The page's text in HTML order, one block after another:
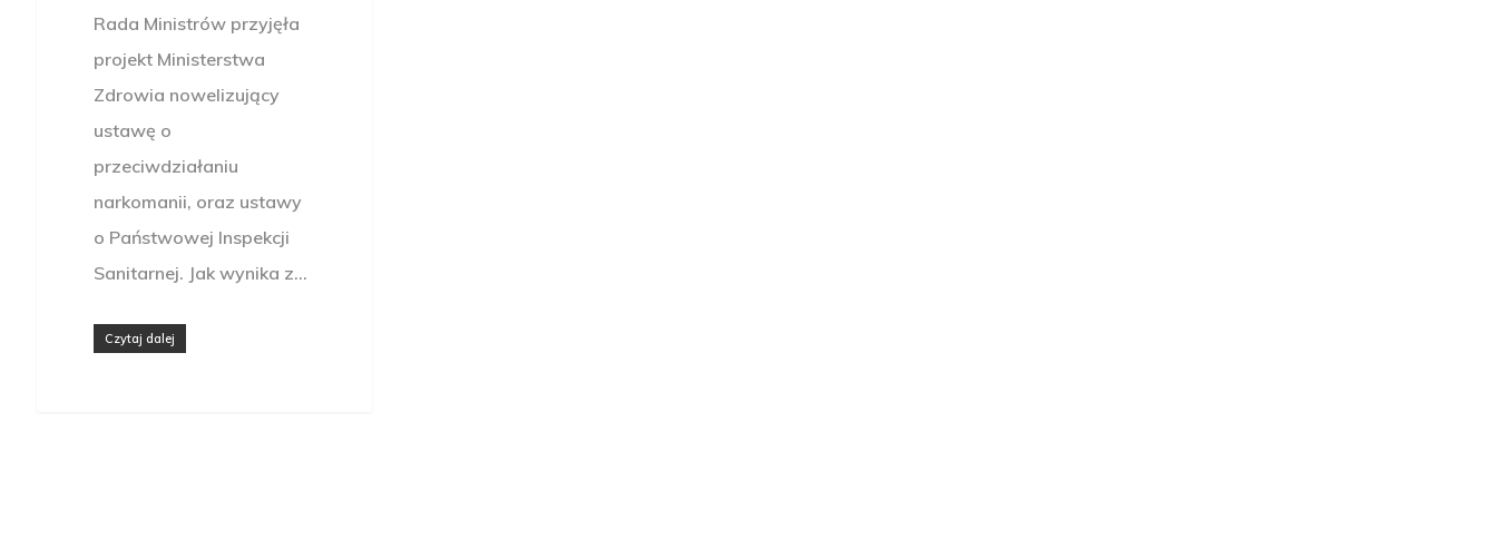
Rada Ministrów przyjęła
projekt Ministerstwa
Zdrowia nowelizujący
ustawę o
przeciwdziałaniu
narkomanii, oraz ustawy
o Państwowej Inspekcji
Sanitarnej. Jak wynika z…
Czytaj dalej